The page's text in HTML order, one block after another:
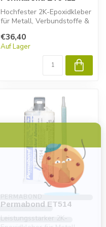
Hochfester 2K-Epoxidkleber
für Metall, Verbundstoffe &
ET...
€36,40
Auf Lager
PERMABOND
Permabond ET514
Leistungsstarker 2K-